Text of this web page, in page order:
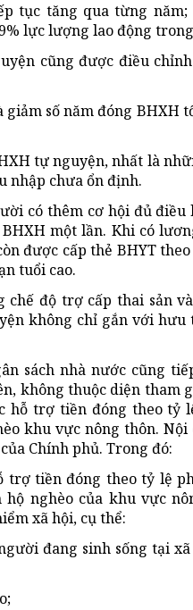
tục tăng qua từng
lực lượng lao động
cũng được điều
số năm đóng BHXH
tự nguyện, nhất là
nhập chưa ổn định.
có thêm cơ hội đủ
một lần. Khi có
được cấp thẻ BHYT
tuổi cao.
độ trợ cấp thai sản
không chỉ gắn với
sách nhà nước cũng
không thuộc diện tham
hỗ trợ tiền đóng theo tỷ
khu vực nông thôn.
Chính phủ. Trong đó:
tiền đóng theo tỷ lệ
nghèo của khu vực
xã hội, cụ thể:
đang sinh sống tại